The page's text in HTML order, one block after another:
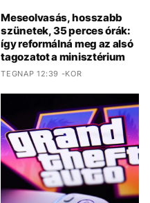
Meseolvasás, hosszabb
szünetek, 35 perces órák:
így reformálná meg az alsó
tagozatot a minisztérium
TEGNAP 12:39 -KOR